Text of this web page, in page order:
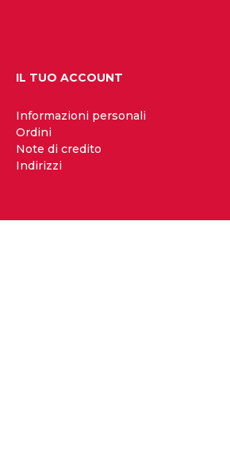
IL TUO ACCOUNT
Informazioni personali
Ordini
Note di credito
Indirizzi